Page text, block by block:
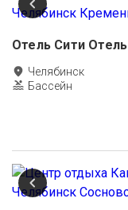
Отель Сити Отель
Челябинск
Бассейн